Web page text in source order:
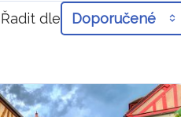
Řadit dle Doporučené